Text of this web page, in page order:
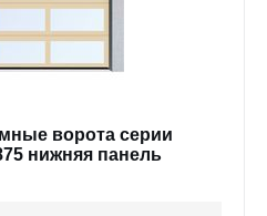
ворота серии
нижняя панель